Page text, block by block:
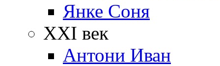
Янке Соня
XXI век
Антони Иван